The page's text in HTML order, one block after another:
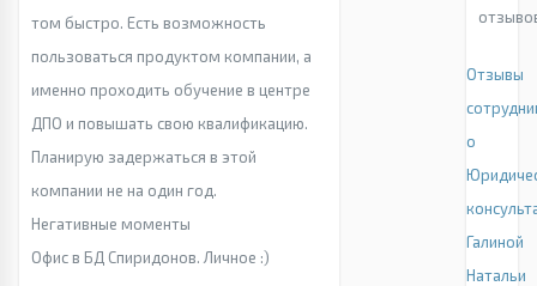
том быстро. Есть возможность
пользоваться продуктом компании, а
именно проходить обучение в центре
ДПО и повышать свою квалификацию.
Планирую задержаться в этой
компании не на один год.
Негативные моменты
Офис в БД Спиридонов. Личное :)
Отзывы
о
Галиной
Натальи